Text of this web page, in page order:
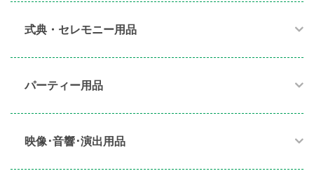
式典・セレモニー用品
パーティー用品​
映像･音響･演出用品​